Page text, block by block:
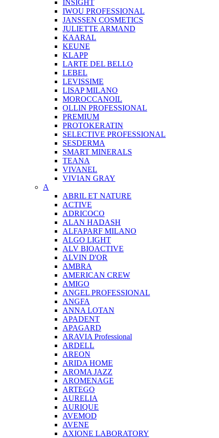
INSIGHT
IWOU PROFESSIONAL
JANSSEN COSMETICS
JULIETTE ARMAND
KAARAL
KEUNE
KLAPP
LARTE DEL BELLO
LEBEL
LEVISSIME
LISAP MILANO
MOROCCANOIL
OLLIN PROFESSIONAL
PREMIUM
PROTOKERATIN
SELECTIVE PROFESSIONAL
SESDERMA
SMART MINERALS
TEANA
VIVANEL
VIVIAN GRAY
A
ABRIL ET NATURE
ACTIVE
ADRICOCO
ALAN HADASH
ALFAPARF MILANO
ALGO LIGHT
ALV BIOACTIVE
ALVIN D'OR
AMBRA
AMERICAN CREW
AMIGO
ANGEL PROFESSIONAL
ANGFA
ANNA LOTAN
APADENT
APAGARD
ARAVIA Professional
ARDELL
AREON
ARIDA HOME
AROMA JAZZ
AROMENAGE
ARTEGO
AURELIA
AURIQUE
AVEMOD
AVENE
AXIONE LABORATORY